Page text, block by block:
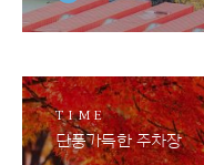
TIME
단풍가득한 주차장